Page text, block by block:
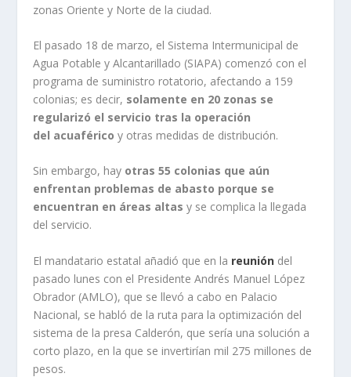
zonas Oriente y Norte de la ciudad.
El pasado 18 de marzo, el Sistema Intermunicipal de
Agua Potable y Alcantarillado (SIAPA) comenzó con el
programa de suministro rotatorio, afectando a 159
colonias; es decir, solamente en 20 zonas se
regularizó el servicio tras la operación
del acuaférico y otras medidas de distribución.
Sin embargo, hay otras 55 colonias que aún
enfrentan problemas de abasto porque se
encuentran en áreas altas y se complica la llegada
del servicio.
El mandatario estatal añadió que en la reunión del
pasado lunes con el Presidente Andrés Manuel López
Obrador (AMLO), que se llevó a cabo en Palacio
Nacional, se habló de la ruta para la optimización del
sistema de la presa Calderón, que sería una solución a
corto plazo, en la que se invertirían mil 275 millones de
pesos.